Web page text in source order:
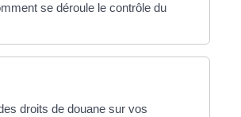
se déroule le contrôle du
droits de douane sur vos